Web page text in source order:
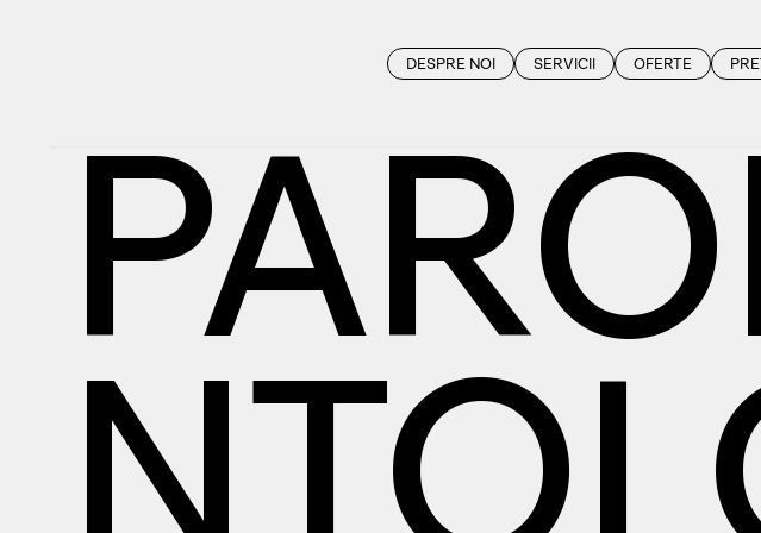
DESPRE NOI SERVICII OFERTE